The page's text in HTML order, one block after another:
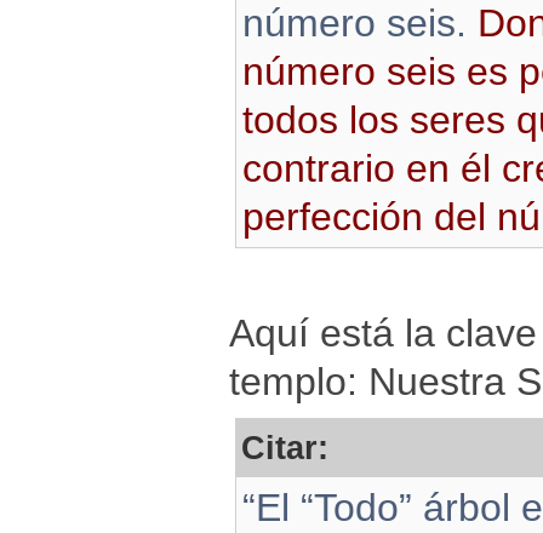
número seis.
número seis es
todos los seres
contrario en él
perfección del
Aquí está la
templo: Nuestra
Citar:
“El “Todo”